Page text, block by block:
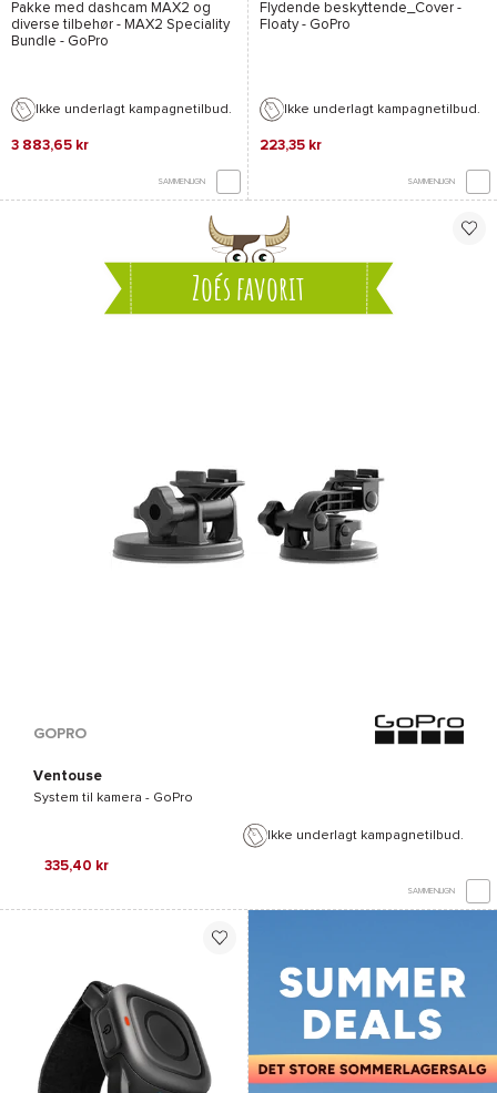
Pakke med dashcam MAX2 og
diverse tilbehør - MAX2 Speciality
Bundle - GoPro
Ikke underlagt kampagnetilbud.
3 883,65 kr
SAMMENLIGN
Flydende beskyttende_Cover -
Floaty - GoPro
Ikke underlagt kampagnetilbud.
223,35 kr
SAMMENLIGN
Zoés favorit
GOPRO
Ventouse
System til kamera - GoPro
Ikke underlagt kampagnetilbud.
335,40 kr
SAMMENLIGN